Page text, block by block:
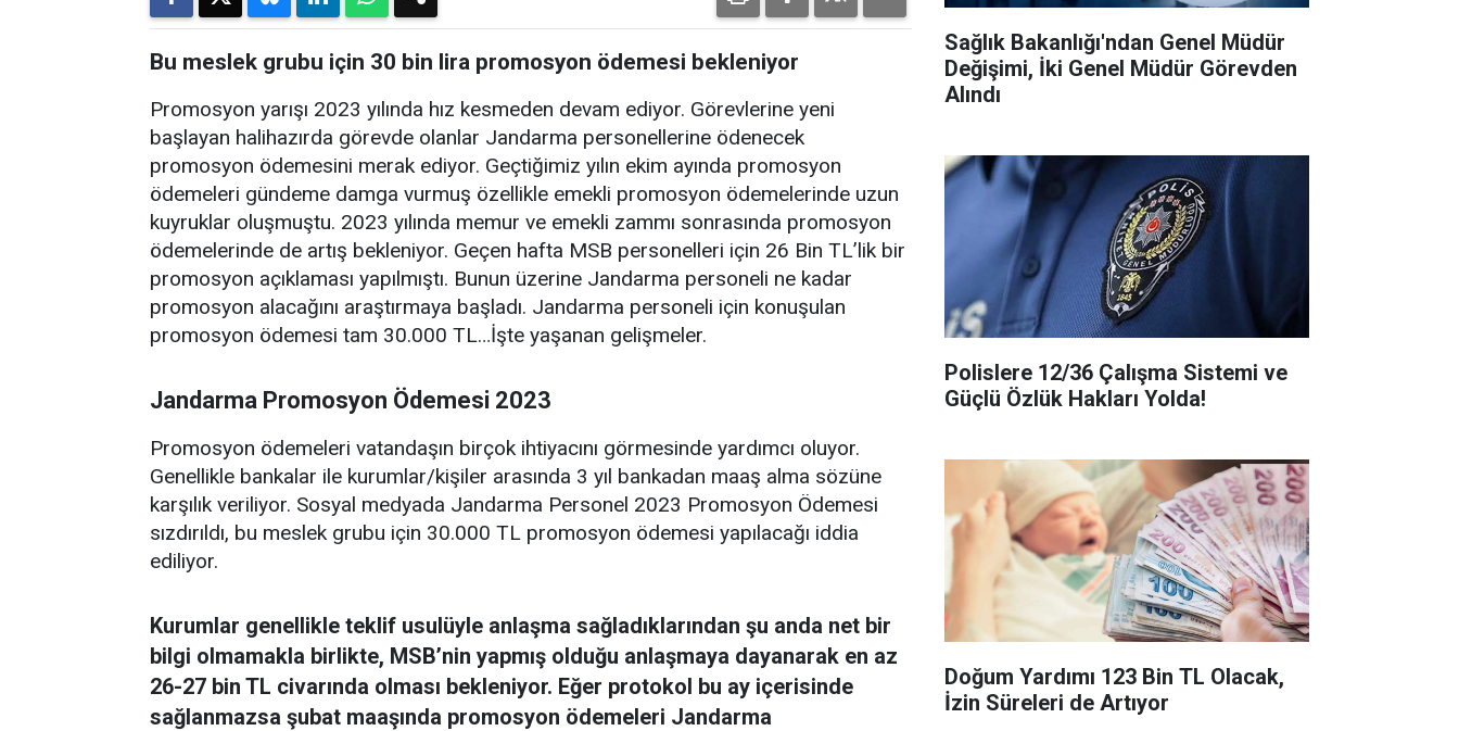
Bu meslek grubu için 30 bin lira promosyon ödemesi bekleniyor
Promosyon yarışı 2023 yılında hız kesmeden devam ediyor. Görevlerine yeni
başlayan halihazırda görevde olanlar Jandarma personellerine ödenecek
promosyon ödemesini merak ediyor. Geçtiğimiz yılın ekim ayında promosyon
ödemeleri gündeme damga vurmuş özellikle emekli promosyon ödemelerinde uzun
kuyruklar oluşmuştu. 2023 yılında memur ve emekli zammı sonrasında promosyon
ödemelerinde de artış bekleniyor. Geçen hafta MSB personelleri için 26 Bin TL’lik bir
promosyon açıklaması yapılmıştı. Bunun üzerine Jandarma personeli ne kadar
promosyon alacağını araştırmaya başladı. Jandarma personeli için konuşulan
promosyon ödemesi tam 30.000 TL…İşte yaşanan gelişmeler.
Jandarma Promosyon Ödemesi 2023
Promosyon ödemeleri vatandaşın birçok ihtiyacını görmesinde yardımcı oluyor.
Genellikle bankalar ile kurumlar/kişiler arasında 3 yıl bankadan maaş alma sözüne
karşılık veriliyor. Sosyal medyada Jandarma Personel 2023 Promosyon Ödemesi
sızdırıldı, bu meslek grubu için 30.000 TL promosyon ödemesi yapılacağı iddia
ediliyor.
Kurumlar genellikle teklif usulüyle anlaşma sağladıklarından şu anda net bir
bilgi olmamakla birlikte, MSB’nin yapmış olduğu anlaşmaya dayanarak en az
26-27 bin TL civarında olması bekleniyor. Eğer protokol bu ay içerisinde
sağlanmazsa şubat maaşında promosyon ödemeleri Jandarma
Sağlık Bakanlığı'ndan Genel Müdür
Değişimi, İki Genel Müdür Görevden
Alındı
Polislere 12/36 Çalışma Sistemi ve
Güçlü Özlük Hakları Yolda!
Doğum Yardımı 123 Bin TL Olacak,
İzin Süreleri de Artıyor